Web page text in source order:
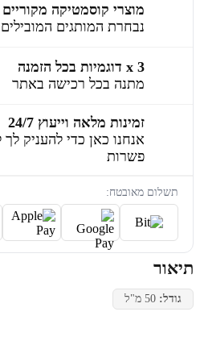
מוצרי קוסמטיקה
נבחרת המותגים
3 x דוגמיות בכל הזמנה
מתנה בכל רכישה באתר
זמינות מלאה וייעוץ 24/7
אנחנו כאן כדי להעניק לך
פשרות
תשלום מאובטח:
תיאור
גודל: